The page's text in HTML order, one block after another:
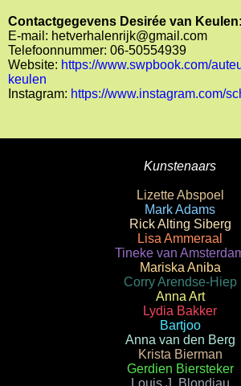
Contactgegevens Desirée van Keulen:
E-mail: hetverhalenrijk@gmail.com
Telefoonnummer: 06-50554939
Website: https://www.swpbook.com/
keulen
Instagram: https://www.instagram.com/
Kunstenaars
Lizette Abspoel
Mark Adams
Rick Alting Siberg
Lisa Ammeraal
Tineke van
Mariska Aniba
Corry Arendse-Hiep
Anna Art
Lydia Bakker
Bartjoo
Anna van den Berg
Krista Bierman
Gerdien Biersteker
Louis J. Blondiau